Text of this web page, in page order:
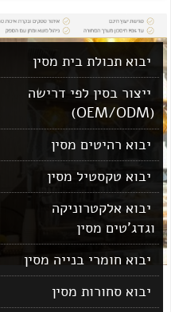
יבוא תכולת בית מסין
ייצור בסין לפי דרישה
יבוא רהיטים מסין
יבוא טקסטיל מסין
יבוא אלקטרוניקה
וגדג'טים מסין
יבוא חומרי בנייה מסין
יבוא סחורות מסין